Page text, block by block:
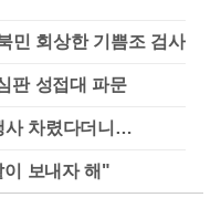
민 회상한 기쁨조 검사
판 성접대 파문
사 차렸다더니…
보내자 해"